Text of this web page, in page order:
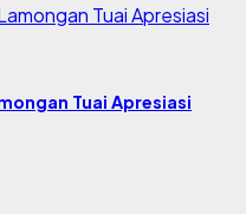
Tuai Apresiasi